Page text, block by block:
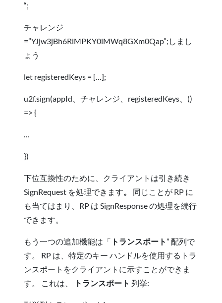
“;
チャレンジ
=”YJjw3jBh6RiMPKY0lMWq8GXm0Qap”;しまし
ょう
let registeredKeys = […];
u2f.sign(appId、チャレンジ、registeredKeys、()
=> {
…
})
下位互換性のために、クライアントは引き続き
SignRequest を処理できます。 同じことが RP に
も当てはまり、RP は SignResponse の処理を続行
できます。
もう一つの追加機能は「 トランスポート” 配列で
す。 RP は、特定のキー ハンドルを使用するトラ
ンスポートをクライアントに示すことができま
す。 これは、
トランスポート 列挙: